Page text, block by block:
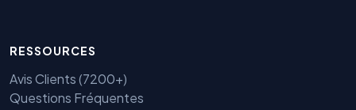
RESSOURCES
Avis Clients (7200+)
Questions Fréquentes